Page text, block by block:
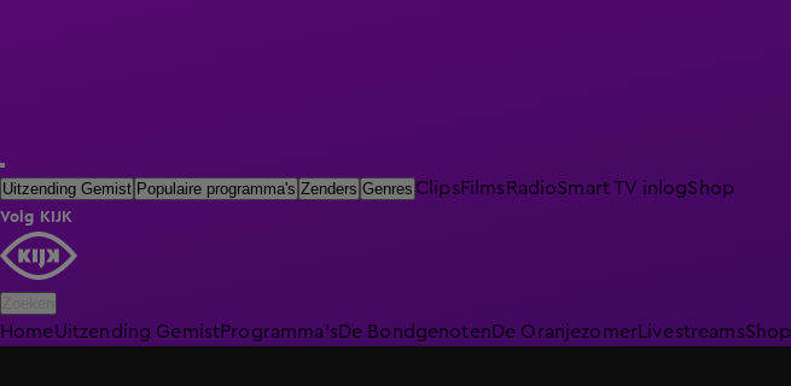
Uitzending Gemist Populaire programma's Zenders Genres ClipsFilmsRadioSmart TV inlogShop
Volg KIJK
HomeUitzending GemistProgramma'sDe BondgenotenDe Oranjezomer LivestreamsShop